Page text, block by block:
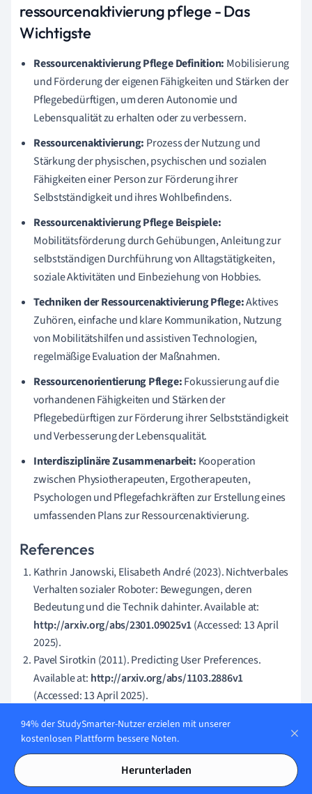
ressourcenaktivierung pflege - Das
Wichtigste
Ressourcenaktivierung Pflege Definition: Mobilisierung
und Förderung der eigenen Fähigkeiten und Stärken der
Pflegebedürftigen, um deren Autonomie und
Lebensqualität zu erhalten oder zu verbessern.
Ressourcenaktivierung: Prozess der Nutzung und
Stärkung der physischen, psychischen und sozialen
Fähigkeiten einer Person zur Förderung ihrer
Selbstständigkeit und ihres Wohlbefindens.
Ressourcenaktivierung Pflege Beispiele:
Mobilitätsförderung durch Gehübungen, Anleitung zur
selbstständigen Durchführung von Alltagstätigkeiten,
soziale Aktivitäten und Einbeziehung von Hobbies.
Techniken der Ressourcenaktivierung Pflege:Aktives
Zuhören, einfache und klare Kommunikation, Nutzung
von Mobilitätshilfen und assistiven Technologien,
regelmäßige Evaluation der Maßnahmen.
Ressourcenorientierung Pflege:Fokussierung auf die
vorhandenen Fähigkeiten und Stärken der
Pflegebedürftigen zur Förderung ihrer Selbstständigkeit
und Verbesserung der Lebensqualität.
Interdisziplinäre Zusammenarbeit: Kooperation
zwischen Physiotherapeuten, Ergotherapeuten,
Psychologen und Pflegefachkräften zur Erstellung eines
umfassenden Plans zur Ressourcenaktivierung.
References
Kathrin Janowski, Elisabeth André (2023). Nichtverbales
Verhalten sozialer Roboter: Bewegungen, deren
Bedeutung und die Technik dahinter. Available at:
http://arxiv.org/abs/2301.09025v1(Accessed: 13 April
2025).
Pavel Sirotkin (2011). Predicting User Preferences.
Available at: http://arxiv.org/abs/1103.2886v1
(Accessed: 13 April 2025).
Milojević (2016). Citations: Indicators of Quality? The
http://arxiv.org/abs/1603.08452v3
2025).
94% der StudySmarter-Nutzer erzielen mit unserer
kostenlosen Plattform bessere Noten.
Herunterladen